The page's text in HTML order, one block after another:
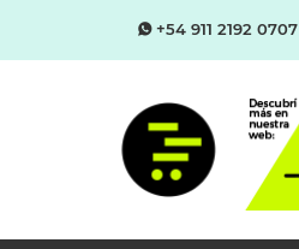
+54 911 2192 0707